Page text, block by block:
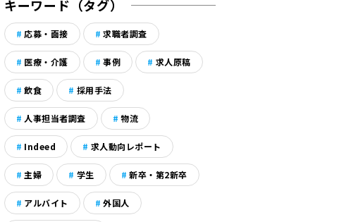
キーワード（タグ）
応募・面接 求職者調査
医療・介護 事例 求人原稿
飲食 採用手法
人事担当者調査 物流
Indeed 求人動向レポート
主婦 学生 新卒・第2新卒
アルバイト 外国人